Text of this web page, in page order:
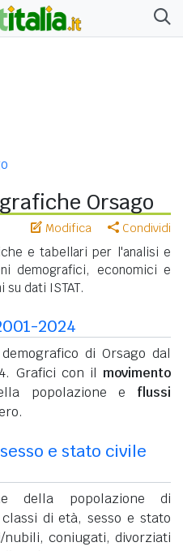
Orsago
Modifica Condividi
e tabellari per l'analisi e
demografici, economici e
dati ISTAT.
2024
di Orsago dal
Grafici con il movimento
popolazione e flussi
e stato civile
della popolazione di
di età, sesso e stato
nubili, coniugati, divorziati